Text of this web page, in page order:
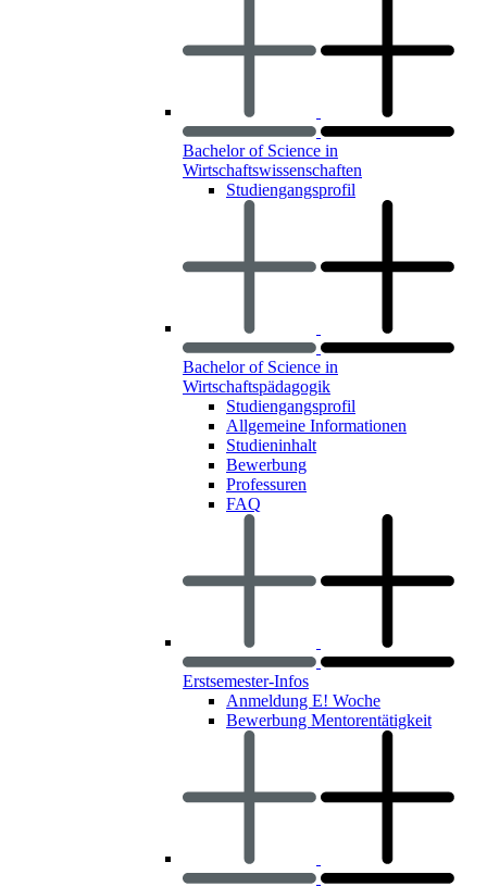
Bachelor of Science in
Wirtschaftswissenschaften
Studiengangsprofil
Bachelor of Science in
Wirtschaftspädagogik
Studiengangsprofil
Allgemeine Informationen
Studieninhalt
Bewerbung
Professuren
FAQ
Erstsemester-Infos
Anmeldung E! Woche
Bewerbung Mentorentätigkeit